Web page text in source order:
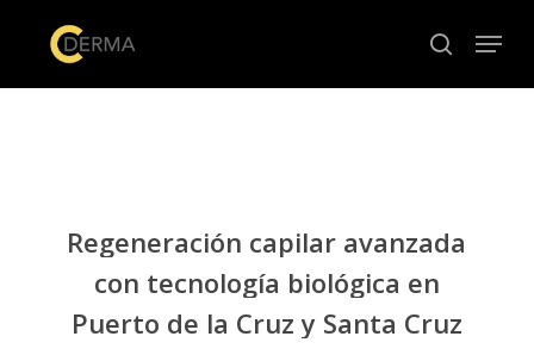
search
Menu
Regeneración capilar avanzada
con tecnología biológica en
Puerto de la Cruz y Santa Cruz